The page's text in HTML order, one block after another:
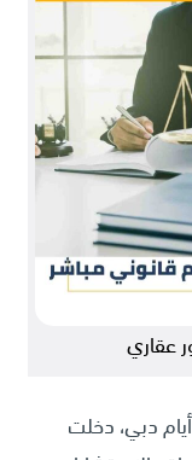
عقاري
دبي، دخلت